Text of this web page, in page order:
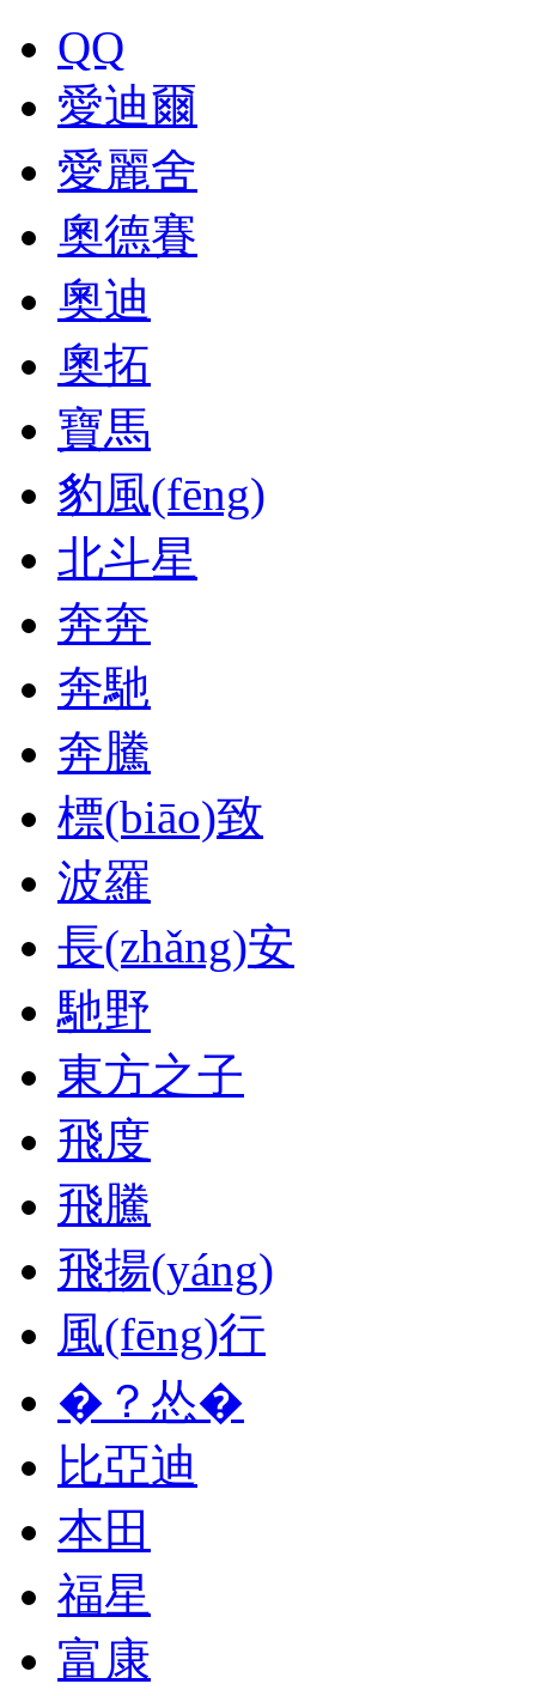
QQ
愛迪爾
愛麗舍
奧德賽
奧迪
奧拓
寶馬
豹風(fēng)
北斗星
奔奔
奔馳
奔騰
標(biāo)致
波羅
長(zhǎng)安
馳野
東方之子
飛度
飛騰
飛揚(yáng)
風(fēng)行
�？怂�
比亞迪
本田
福星
富康